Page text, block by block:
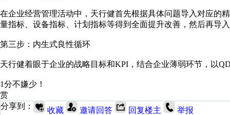
在企业经营管理活动中，天行健首先根据具体问题导入对应的
量指标、设备指标、计划指标等得到全面提升改善，然后再导
第三步：内生式良性循环
天行健着眼于企业的战略目标和KPI，结合企业薄弱环节，以
1分不嫌少！
赏
分享到：
收藏 邀请回答 回复楼主 举报